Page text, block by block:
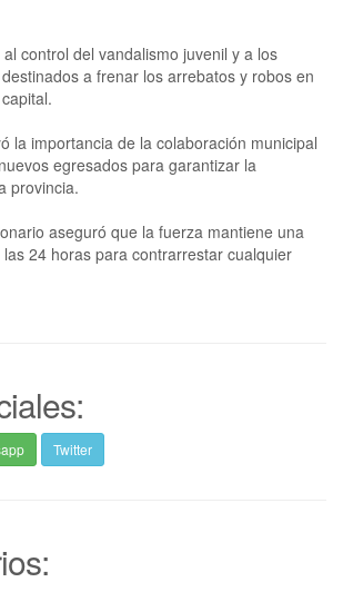
control del vandalismo juvenil y a los
a frenar los arrebatos y robos en
la importancia de la colaboración municipal
egresados para garantizar la
provincia.
aseguró que la fuerza mantiene una
24 horas para contrarrestar cualquier
Twitter